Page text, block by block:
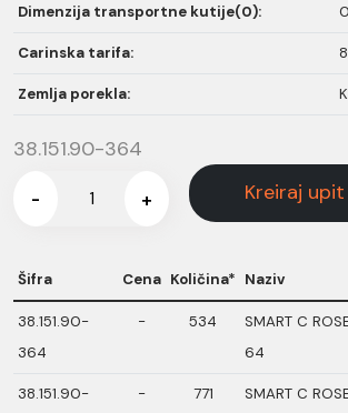
Dimenzija transportne kutije(0):
Carinska tarifa:
Zemlja porekla:
38.151.90-364
- + Kreiraj upit
Šifra Cena Količina* Naziv
38.151.90-
364
- 534
SMART C
64
38.151.90-
- 771
SMART C